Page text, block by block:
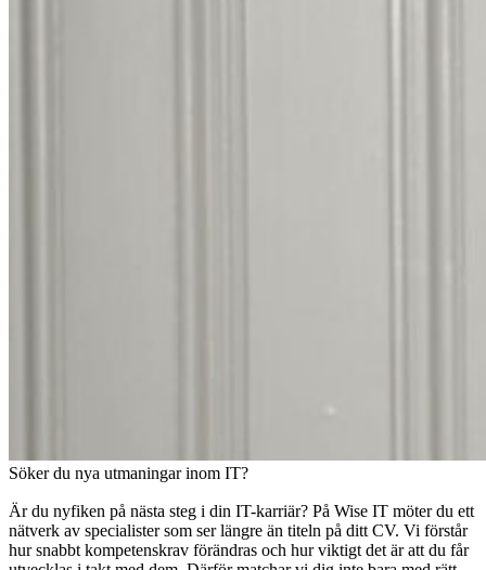
Söker du nya utmaningar inom IT?
Är du nyfiken på nästa steg i din IT-karriär? På Wise IT möter du ett
nätverk av specialister som ser längre än titeln på ditt CV. Vi förstår
hur snabbt kompetenskrav förändras och hur viktigt det är att du får